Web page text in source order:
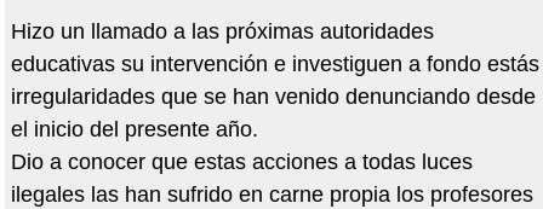
Hizo un llamado a las próximas autoridades
educativas su intervención e investiguen a fondo estás
irregularidades que se han venido denunciando desde
el inicio del presente año.
Dio a conocer que estas acciones a todas luces
ilegales las han sufrido en carne propia los profesores